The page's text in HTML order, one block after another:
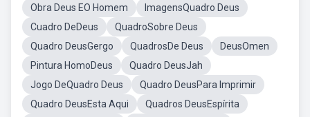
Obra Deus EO Homem
ImagensQuadro Deus
Cuadro DeDeus
QuadroSobre Deus
Quadro DeusGergo
QuadrosDe Deus
DeusOmen
Pintura HomoDeus
Quadro DeusJah
Jogo DeQuadro Deus
Quadro DeusPara Imprimir
Quadro DeusEsta Aqui
Quadros DeusEspírita